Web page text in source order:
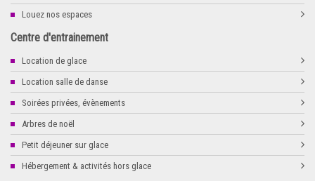
Louez nos espaces
Centre d'entrainement
Location de glace
Location salle de danse
Soirées privées, évènements
Arbres de noël
Petit déjeuner sur glace
Hébergement & activités hors glace